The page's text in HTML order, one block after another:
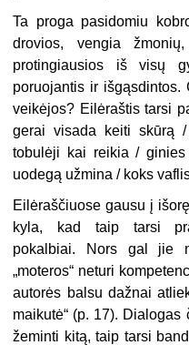
Ta proga pasidomiu
drovios, vengia
protingiausios iš visų
poruojantis ir išgąsdintos.
veikėjos? Eilėraštis tarsi
gerai visada keiti skūrą
tobulėji kai reikia /
uodegą užmina / koks
Eilėraščiuose gausu į
kyla, kad taip tarsi
pokalbiai. Nors gal jie
„moteros“ neturi
autorės balsu dažnai
maikutė“ (p. 17).
žeminti kitą, taip tarsi